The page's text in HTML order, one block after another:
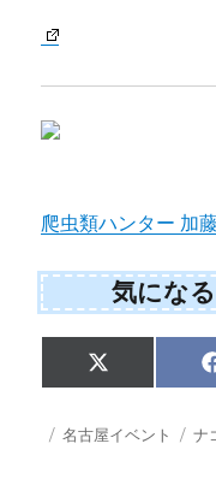
爬虫類ハンター 加
気にな
Share
on
X
(
w
i
投 カ
名古屋イベント
タ
ナ